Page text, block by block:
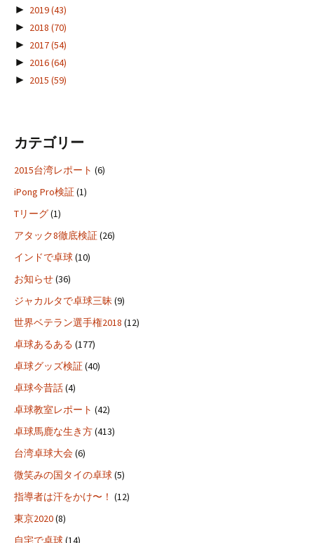
► 2019(43)
► 2018 (70)
► 2017(54)
► 2016(64)
► 2015 (59)
カテゴリー
2015台湾レポート (6)
iPong Pro検証(1)
Tリーグ(1)
アタック8徹底検証(26)
インドで卓球(10)
お知らせ(36)
ジャカルタで卓球三昧(9)
世界ベテラン選手権2018 (12)
卓球あるある (177)
卓球グッズ検証(40)
卓球今昔話(4)
卓球教室レポート (42)
卓球馬鹿な生き方(413)
台湾卓球大会(6)
微笑みの国タイの卓球(5)
指導者は汗をかけ〜！ (12)
東京2020(8)
自宅で卓球(14)